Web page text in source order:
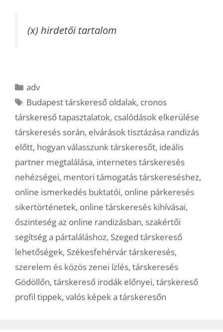
(x) hirdetői tartalom
Kategória
adv
Címkék
Budapest társkereső oldalak, cronos
társkereső tapasztalatok, csalódások elkerülése
társkeresés során, elvárások tisztázása randizás
előtt, hogyan válasszunk társkeresőt, ideális
partner megtalálása, internetes társkeresés
nehézségei, mentori támogatás társkereséshez,
online ismerkedés buktatói, online párkeresés
sikertörténetek, online társkeresés kihívásai,
őszinteség az online randizásban, szakértői
segítség a pártaláláshoz, Szeged társkereső
lehetőségek, Székesfehérvár társkeresés,
szerelem és közös zenei ízlés, társkeresés
Gödöllőn, társkereső irodák előnyei, társkereső
profil tippek, valós képek a társkeresőn